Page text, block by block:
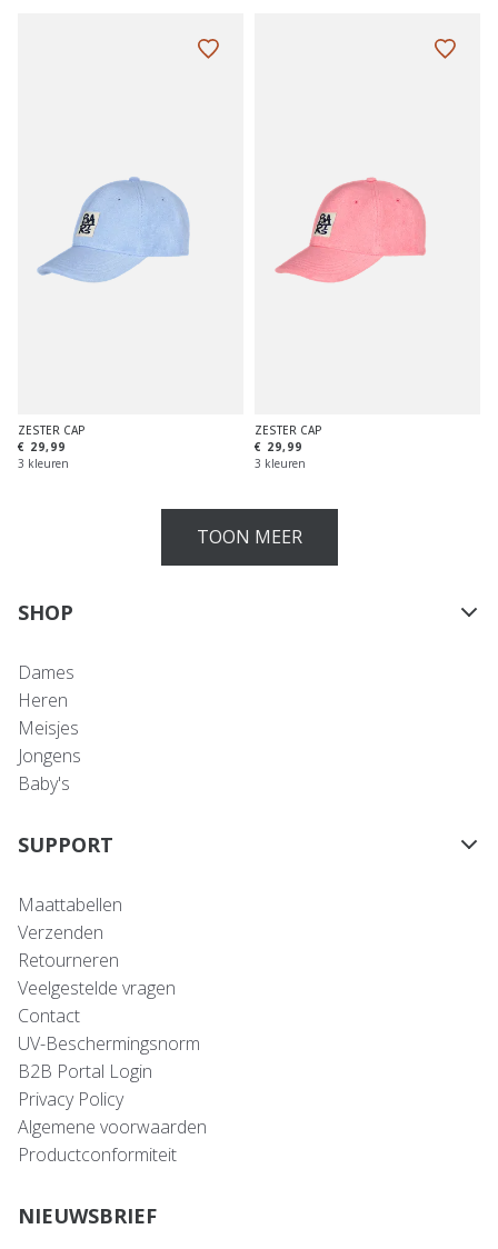
ZESTER CAP
€ 29,99
3 kleuren
ZESTER CAP
€ 29,99
3 kleuren
TOON MEER
SHOP
Dames
Heren
Meisjes
Jongens
Baby's
SUPPORT
Maattabellen
Verzenden
Retourneren
Veelgestelde vragen
Contact
UV-Beschermingsnorm
B2B Portal Login
Privacy Policy
Algemene voorwaarden
Productconformiteit
NIEUWSBRIEF